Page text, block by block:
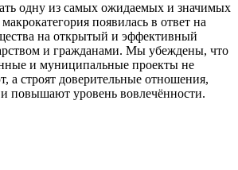
одну из самых ожидаемых и значимых
появилась в ответ на
на открытый и эффективный
и гражданами. Мы убеждены, что
и муниципальные проекты не
а строят доверительные отношения,
повышают уровень вовлечённости.